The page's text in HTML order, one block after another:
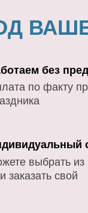
без
по факту
выбрать из
заказать свой